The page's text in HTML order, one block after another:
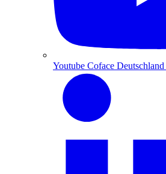
Youtube Coface Deutschland